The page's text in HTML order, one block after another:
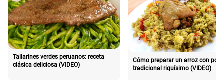
Tallarines verdes peruanos: receta
clásica deliciosa (VIDEO)
Cómo preparar un arroz con pollo
tradicional riquísimo (VIDEO)